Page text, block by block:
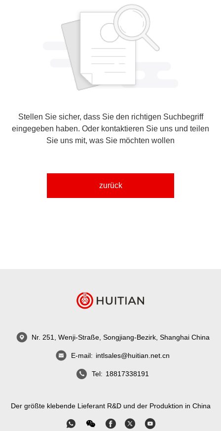
Stellen Sie sicher, dass Sie den richtigen Suchbegriff
eingegeben haben. Oder kontaktieren Sie uns und teilen
Sie uns mit, was Sie möchten wollen
zurück
Nr. 251, Wenji-Straße, Songjiang-Bezirk, Shanghai China
E-mail: intlsales@huitian.net.cn
Tel: 18817338191
Der größte klebende Lieferant R&D und der Produktion in China